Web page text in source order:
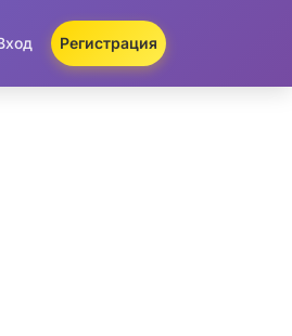
Регистрация